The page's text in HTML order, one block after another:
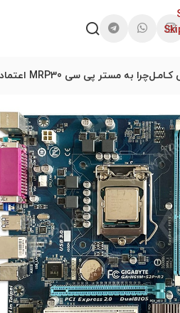
چرا به مستر پی سی MRP30 اعتماد کنیم؟